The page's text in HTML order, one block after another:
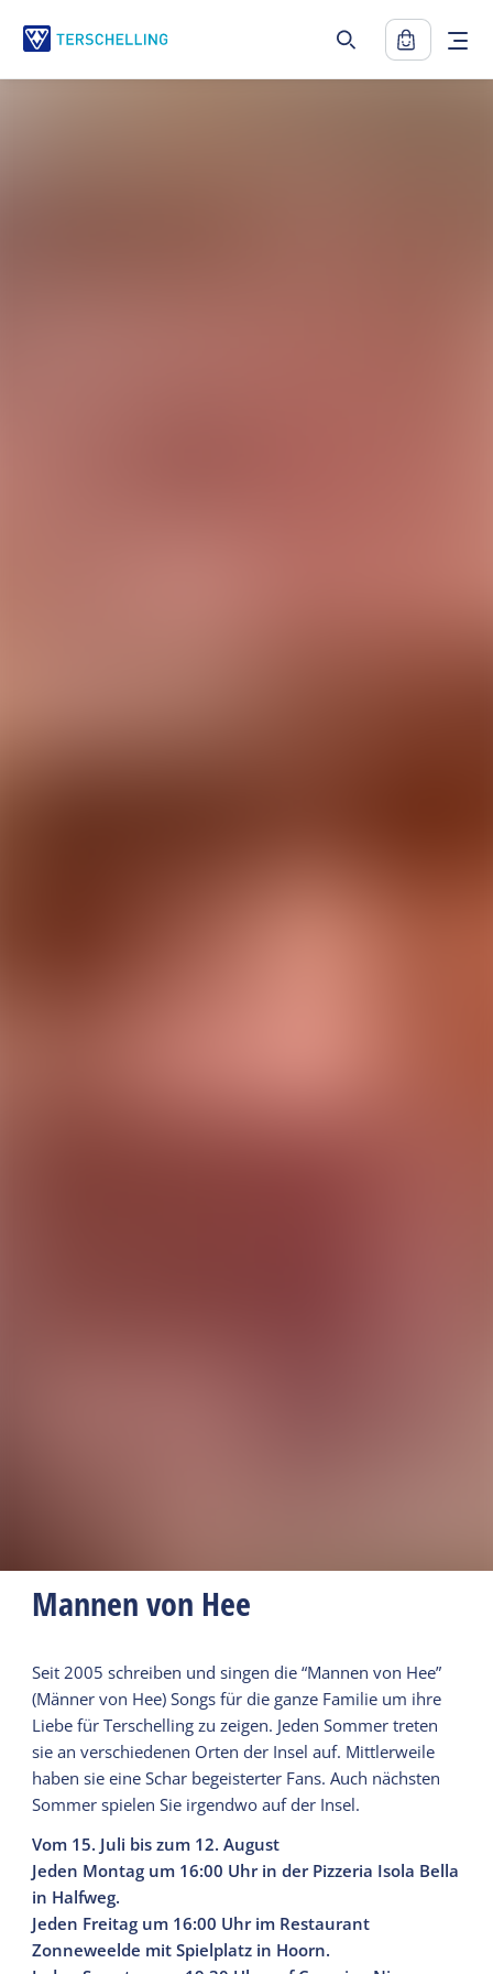
Mannen von Hee
Seit 2005 schreiben und singen die “Mannen von Hee”
(Männer von Hee) Songs für die ganze Familie um ihre
Liebe für Terschelling zu zeigen. Jeden Sommer treten
sie an verschiedenen Orten der Insel auf. Mittlerweile
haben sie eine Schar begeisterter Fans. Auch nächsten
Sommer spielen Sie irgendwo auf der Insel.
Vom 15. Juli bis zum 12. August
Jeden Montag um 16:00 Uhr in der Pizzeria Isola Bella
in Halfweg.
Jeden Freitag um 16:00 Uhr im Restaurant
Zonneweelde mit Spielplatz in Hoorn.